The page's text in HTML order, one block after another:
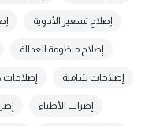
إصلاح تسعير الأدوية
إصلاح منظومة العدالة
إصلاحات شاملة إصلاحات
إضراب الأطباء